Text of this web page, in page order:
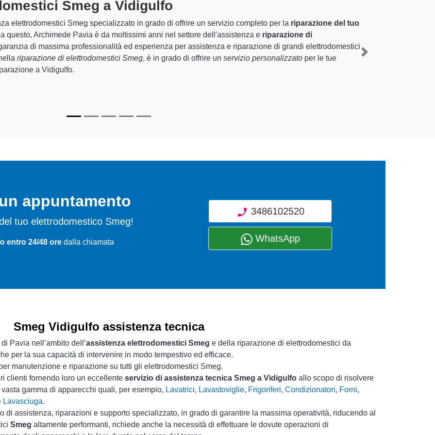
Smeg A Vidigulfo
Pavia sono in grado di garantire al cliente esperienza pluriennale nel territorio di Vidigulfo e provincia per
e lariparazione del tuo elettrodomestico Smeg a Vidigulfo, mediante il ripristino rapido del corretto
di Archimede Pavia sono in grado di fornire interventi di diverse tipologie sugli elettrodomestici da riparare
funzionanti e durare a lungo nel tempo.
Next
appuntamento
tuo elettrodomestico Smeg!
entro 24/48 ore dalla chiamata
3486102520
WhatsApp
Smeg Vidigulfo assistenza tecnica
Pavia nell’ambito dell’assistenza elettrodomestici Smeg e della riparazione di elettrodomestici da
per la sua capacità di intervenire in modo tempestivo ed efficace.
manutenzione e riparazione su tutti gli elettrodomestici Smeg.
clienti fornendo loro un eccellente servizio di assistenza tecnica Smeg a Vidigulfo allo scopo di risolvere
gamma di apparecchi quali, per esempio, Lavatrici, Lavastoviglie, Frigoriferi, Condizionatori, Forni,
Lavasciuga.
di assistenza, riparazioni e supporto specializzato, in grado di garantire la massima operatività, riducendo al
Smeg altamente performanti, richiede anche la necessità di effettuare le dovute operazioni di